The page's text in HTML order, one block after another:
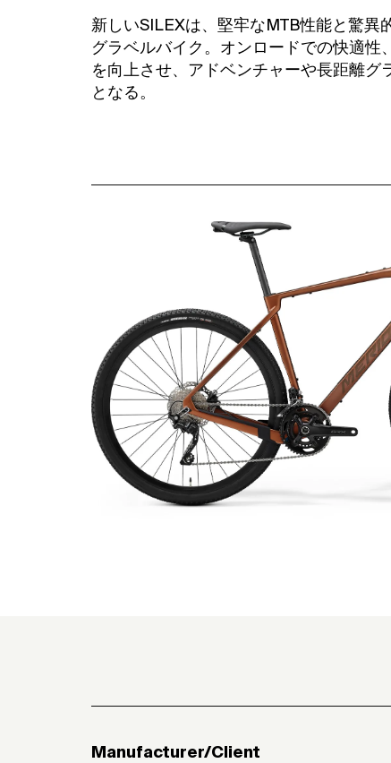
新しいSILEXは、堅牢なMTB性能と驚異
グラベルバイク。オンロードでの快適
を向上させ、アドベンチャーや長距離グ
となる。
Manufacturer/Client